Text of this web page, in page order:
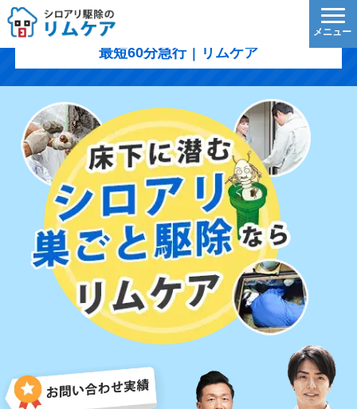
潮来市のシロアリ駆除｜1,200円/㎡〜・5年保証・
最短60分急行｜リムケア